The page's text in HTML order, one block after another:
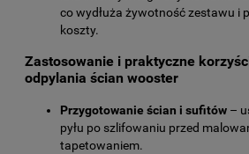
co wydłuża żywotność zestawu i
koszty.
Zastosowanie i praktyczne
odpylania ścian wooster
Przygotowanie ścian i sufitów –
pyłu po szlifowaniu przed
tapetowaniem.